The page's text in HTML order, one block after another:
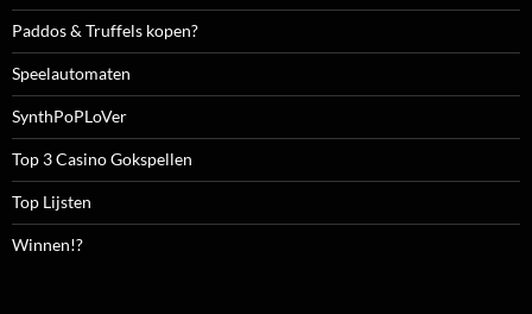
Paddos & Truffels kopen?
Speelautomaten
SynthPoPLoVer
Top 3 Casino Gokspellen
Top Lijsten
Winnen!?